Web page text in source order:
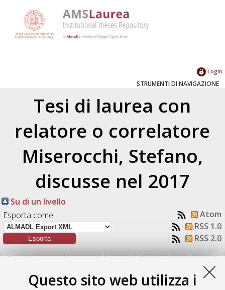
Questo sito web utilizza i
Login
STRUMENTI DI NAVIGAZIONE
Tesi di laurea con
relatore o correlatore
Miserocchi, Stefano,
discusse nel 2017
Su di un livello
Esporta come
Atom
RSS 1.0
RSS 2.0
Raggruppa per:Autore della tesi|Tipologia della tesi|